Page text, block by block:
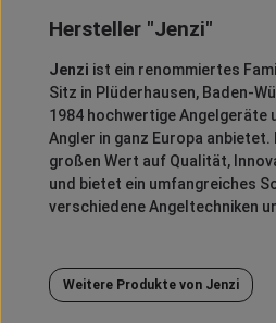
Hersteller "Jenzi"
Jenzi ist ein renommiertes
Sitz in Plüderhausen, Baden-
1984 hochwertige Angelgeräte
Angler in ganz Europa anbietet.
großen Wert auf Qualität,
und bietet ein umfangreiches
verschiedene Angeltechniken
Weitere Produkte von Jenzi